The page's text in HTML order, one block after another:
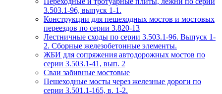
3.503.1-96, выпуск 1-1.
Конструкции для пешеходных мостов и мостовых
переездов по серии 3.820-13
Лестничные сходы по серии 3.503.1-96. Выпуск 1-
2. Сборные железобетонные элементы.
ЖБИ для сопряжения автодорожных мостов по
серии 3.503.1-41, вып. 2
Сваи забивные мостовые
Пешеходные мосты через железные дороги по
серии 3.501.1-165, в. 1-2.